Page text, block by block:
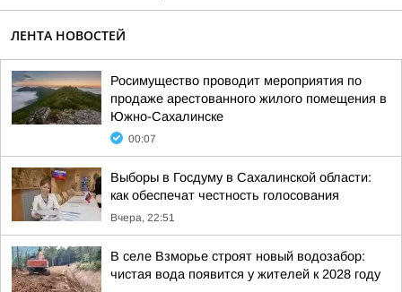
ЛЕНТА НОВОСТЕЙ
Росимущество проводит мероприятия по
продаже арестованного жилого помещения в
Южно-Сахалинске
00:07
Выборы в Госдуму в Сахалинской области:
как обеспечат честность голосования
Вчера, 22:51
В селе Взморье строят новый водозабор:
чистая вода появится у жителей к 2028 году